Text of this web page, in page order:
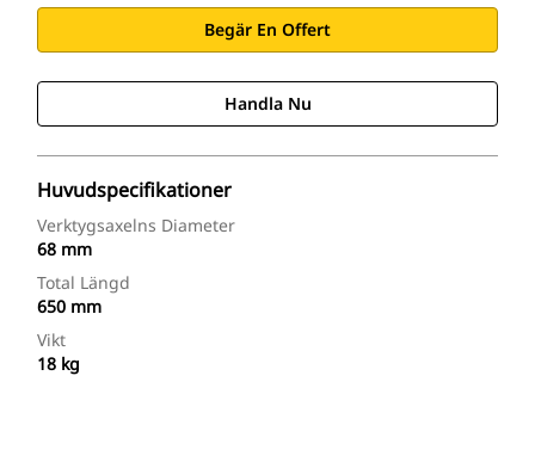
Begär En Offert
Handla Nu
Huvudspecifikationer
Verktygsaxelns Diameter
68 mm
Total Längd
650 mm
Vikt
18 kg